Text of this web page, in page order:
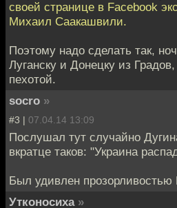
своей странице в Facebook
Михаил Саакашвили.
Поэтому надо сделать так,
Луганску и Донецку из
пехотой.
socro »
#3 | 07.04.14 13:09
Послушал тут случайно
вкратце таков: "Украина
Был удивлен прозорливостью
Утконосиха »